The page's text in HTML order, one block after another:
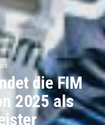
die FIM
2025 als